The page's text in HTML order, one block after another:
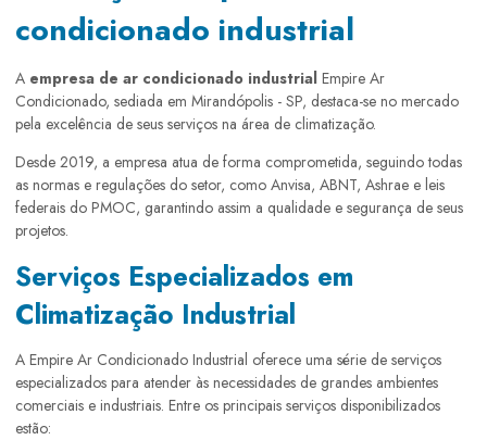
condicionado industrial
A empresa de ar condicionado industrial Empire Ar
Condicionado, sediada em Mirandópolis - SP, destaca-se no mercado
pela excelência de seus serviços na área de climatização.
Desde 2019, a empresa atua de forma comprometida, seguindo todas
as normas e regulações do setor, como Anvisa, ABNT, Ashrae e leis
federais do PMOC, garantindo assim a qualidade e segurança de seus
projetos.
Serviços Especializados em
Climatização Industrial
A Empire Ar Condicionado Industrial oferece uma série de serviços
especializados para atender às necessidades de grandes ambientes
comerciais e industriais. Entre os principais serviços disponibilizados
estão: